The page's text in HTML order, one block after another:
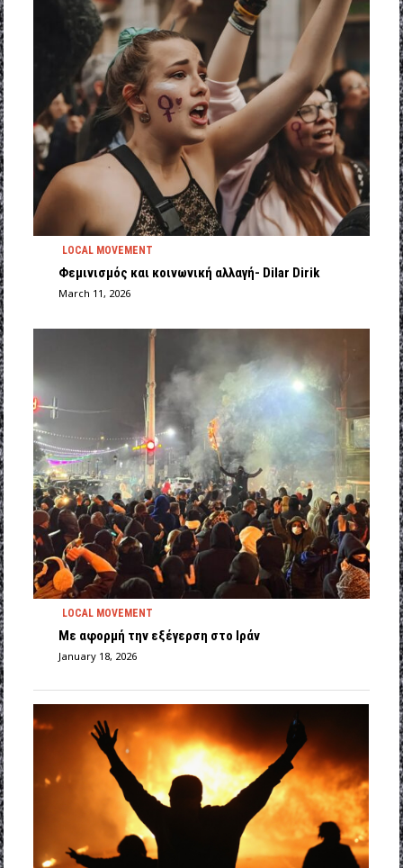
LOCAL MOVEMENT
Φεμινισμός και κοινωνική αλλαγή- Dilar Dirik
March 11, 2026
LOCAL MOVEMENT
Με αφορμή την εξέγερση στο Ιράν
January 18, 2026